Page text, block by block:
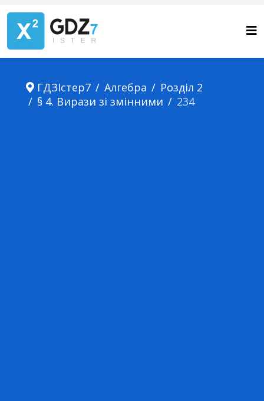
ГДЗІстер7 Алгебра
Розділ 2
§ 4. Вирази зі змінними
234